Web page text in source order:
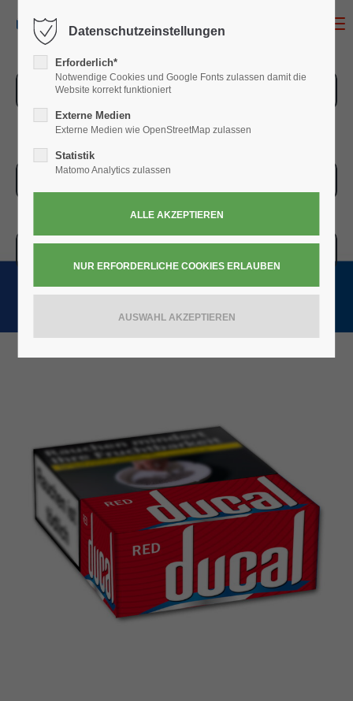
ZUR ÜBERSICHT
Datenschutzeinstellungen
Erforderlich*
Notwendige Cookies und Google Fonts zulassen damit die
Website korrekt funktioniert
Externe Medien
Externe Medien wie OpenStreetMap zulassen
Statistik
Matomo Analytics zulassen